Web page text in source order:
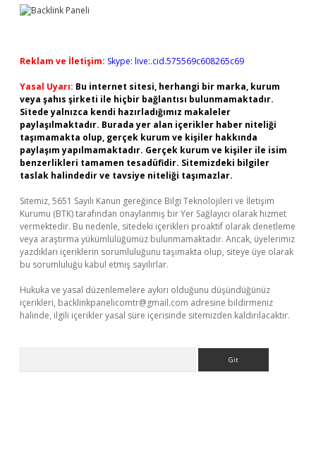
Reklam ve İletişim: Skype: live:.cid.575569c608265c69
Yasal Uyarı: Bu internet sitesi, herhangi bir marka, kurum
veya şahıs şirketi ile hiçbir bağlantısı bulunmamaktadır.
Sitede yalnızca kendi hazırladığımız makaleler
paylaşılmaktadır. Burada yer alan içerikler haber niteliği
taşımamakta olup, gerçek kurum ve kişiler hakkında
paylaşım yapılmamaktadır. Gerçek kurum ve kişiler ile isim
benzerlikleri tamamen tesadüfidir. Sitemizdeki bilgiler
taslak halindedir ve tavsiye niteliği taşımazlar.
Sitemiz, 5651 Sayılı Kanun gereğince Bilgi Teknolojileri ve İletişim
Kurumu (BTK) tarafından onaylanmış bir Yer Sağlayıcı olarak hizmet
vermektedir. Bu nedenle, sitedeki içerikleri proaktif olarak denetleme
veya araştırma yükümlülüğümüz bulunmamaktadır. Ancak, üyelerimiz
yazdıkları içeriklerin sorumluluğunu taşımakta olup, siteye üye olarak
bu sorumluluğu kabul etmiş sayılırlar.
Hukuka ve yasal düzenlemelere aykırı olduğunu düşündüğünüz
içerikleri, backlinkpanelicomtr@gmail.com adresine bildirmeniz
halinde, ilgili içerikler yasal süre içerisinde sitemizden kaldırılacaktır.